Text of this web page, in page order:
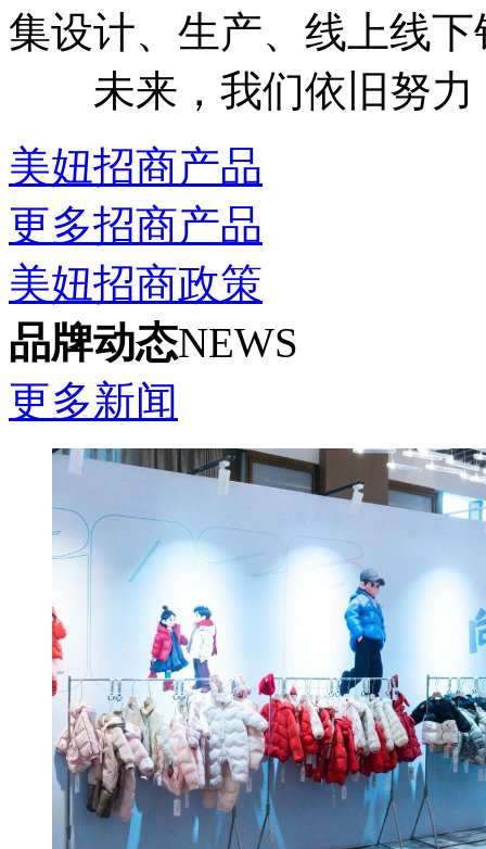
集设计、生产、线上线
未来，我们依旧努力
美妞招商产品
更多招商产品
美妞招商政策
品牌动态NEWS
更多新闻